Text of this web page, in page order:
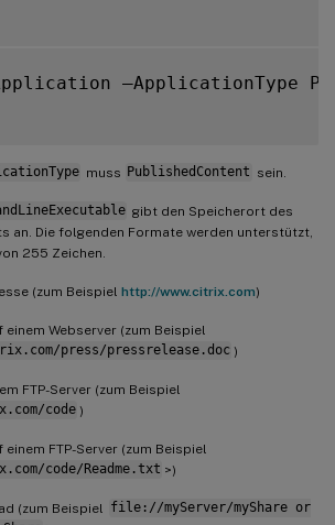
–ApplicationType
muss PublishedContent sein.
gibt den Speicherort des
an. Die folgenden Formate werden unterstützt,
255 Zeichen.
(zum Beispiel http://www.citrix.com)
Webserver (zum Beispiel
press/pressrelease.doc )
FTP-Server (zum Beispiel
code )
FTP-Server (zum Beispiel
code/Readme.txt >)
(zum Beispiel
file://myServer/myShare or